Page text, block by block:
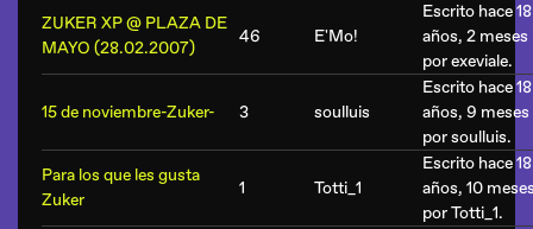
ZUKER XP @ PLAZA DE
MAYO (28.02.2007)
46 E'Mo!
Escrito hace 18
años, 2 meses
porexeviale.
15 de noviembre-Zuker- 3 soulluis
Escrito hace 18
años, 9 meses
porsoulluis.
Para los que les gusta
Zuker
1 Totti_1
Escrito hace 18
años, 10
porTotti_1.